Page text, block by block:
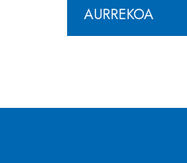
AURREKOA